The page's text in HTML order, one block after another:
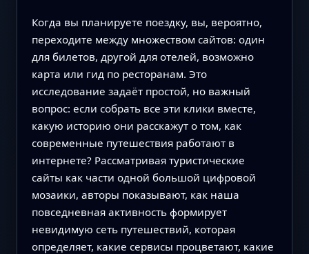
Когда вы планируете поездку, вы, вероятно,
переходите между множеством сайтов: один
для билетов, другой для отелей, возможно
карта или гид по ресторанам. Это
исследование задаёт простой, но важный
вопрос: если собрать все эти клики вместе,
какую историю они расскажут о том, как
современные путешествия работают в
интернете? Рассматривая туристические
сайты как части одной большой цифровой
мозаики, авторы показывают, как наша
повседневная активность формирует
невидимую сеть путешествий, которая
определяет, какие сервисы процветают, какие